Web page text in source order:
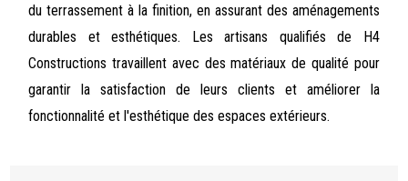
du terrassement à la finition, en assurant des aménagements
durables et esthétiques. Les artisans qualifiés de H4
Constructions travaillent avec des matériaux de qualité pour
garantir la satisfaction de leurs clients et améliorer la
fonctionnalité et l'esthétique des espaces extérieurs.